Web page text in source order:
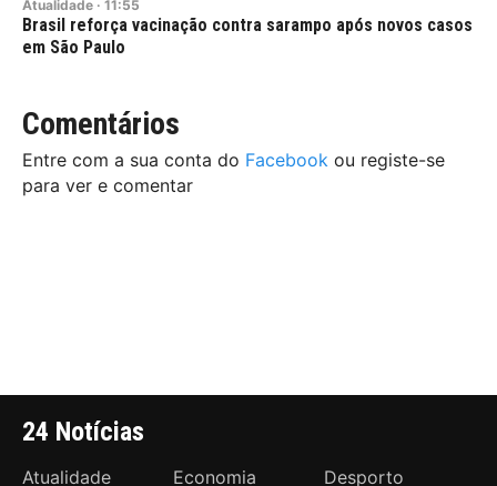
Atualidade · 11:55
Brasil reforça vacinação contra sarampo após novos casos
em São Paulo
Comentários
Entre com a sua conta do Facebook ou registe-se
para ver e comentar
24 Notícias
Atualidade Economia Desporto